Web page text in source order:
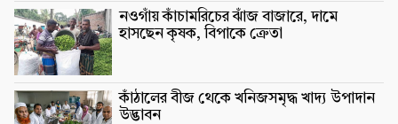
নওগাঁয় কাঁচামরিচের ঝাঁজ বাজারে, দামে
হাসছেন কৃষক, বিপাকে ক্রেতা
কাঁঠালের বীজ থেকে খনিজসমৃদ্ধ খাদ্য উপাদান
উদ্ভাবন